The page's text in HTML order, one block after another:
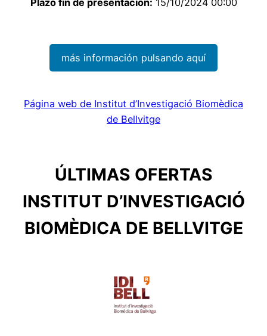
más información pulsando aquí
Página web de Institut d’Investigació Biomèdica
de Bellvitge
ÚLTIMAS OFERTAS
INSTITUT D’INVESTIGACIÓ
BIOMÈDICA DE BELLVITGE